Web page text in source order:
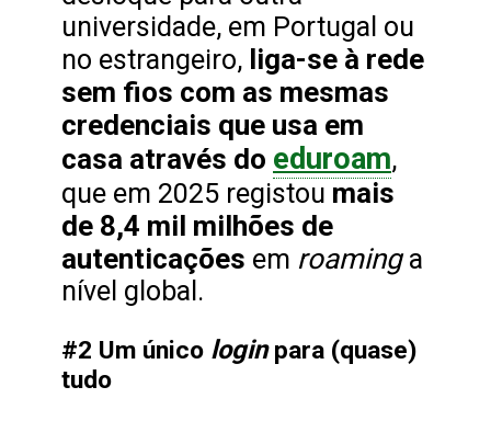
universidade, em Portugal ou
no estrangeiro, liga-se à rede
sem fios com as mesmas
credenciais que usa em
casa através do eduroam,
que em 2025 registou mais
de 8,4 mil milhões de
autenticações em roaminga
nível global.
#2 Um único loginpara (quase)
tudo